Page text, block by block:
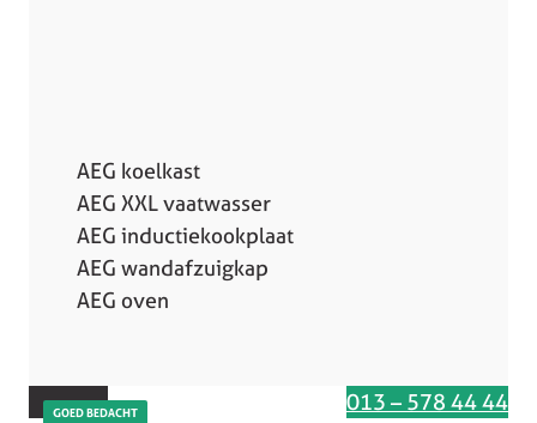
AEG koelkast
AEG XXL vaatwasser
AEG inductiekookplaat
AEG wandafzuigkap
AEG oven
GOED BEDACHTInteresse in deze keuken 013 – 578 44 44